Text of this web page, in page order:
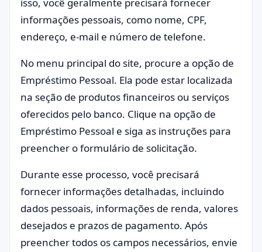
informações pessoais, como nome, CPF,
endereço, e-mail e número de telefone.
No menu principal do site, procure a opção de
Empréstimo Pessoal. Ela pode estar localizada
na seção de produtos financeiros ou serviços
oferecidos pelo banco. Clique na opção de
Empréstimo Pessoal e siga as instruções para
preencher o formulário de solicitação.
Durante esse processo, você precisará
fornecer informações detalhadas, incluindo
dados pessoais, informações de renda, valores
desejados e prazos de pagamento. Após
preencher todos os campos necessários, envie